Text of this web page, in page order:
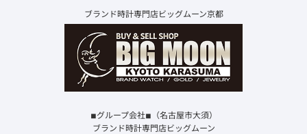
ブランド時計専門店ビッグムーン京都
◾︎グループ会社◾︎（名古屋市大須）
ブランド時計専門店ビッグムーン